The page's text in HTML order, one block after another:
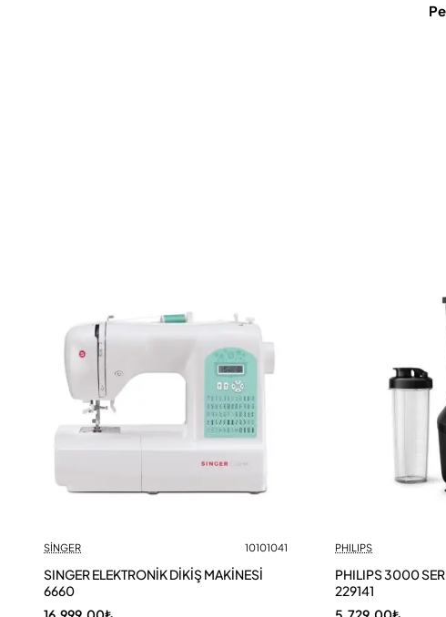
SİNGER 10101041
SINGER ELEKTRONİK DİKİŞ MAKİNESİ
6660
PHILIPS
PHILIPS 3000
229141